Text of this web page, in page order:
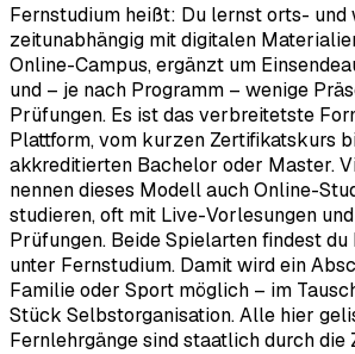
Fernstudium heißt: Du lernst orts- und
zeitunabhängig mit digitalen
Online-Campus, ergänzt um
und – je nach Programm – wenige
Prüfungen. Es ist das verbreitetste
Plattform, vom kurzen Zertifikatskurs
akkreditierten Bachelor oder Master.
nennen dieses Modell auch Online-
studieren, oft mit Live-Vorlesungen
Prüfungen. Beide Spielarten findest
unter Fernstudium. Damit wird ein
Familie oder Sport möglich – im
Stück Selbstorganisation. Alle hier
Fernlehrgänge sind staatlich durch die